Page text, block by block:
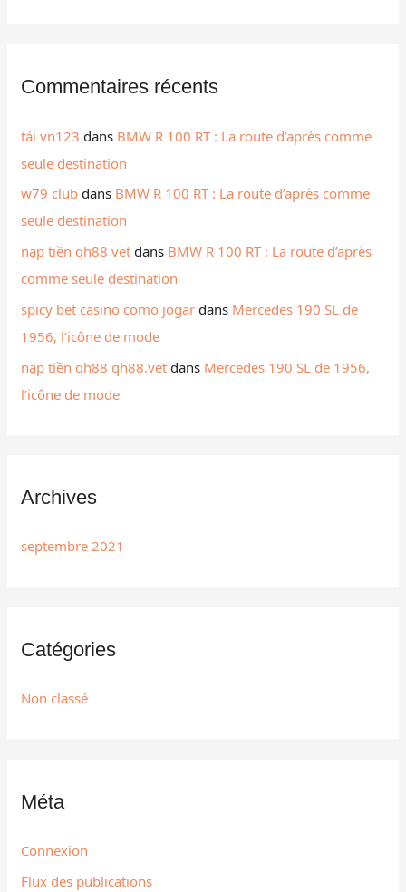
Commentaires récents
tải vn123 dans BMW R 100 RT : La route d’après comme
seule destination
w79 club dans BMW R 100 RT : La route d’après comme
seule destination
nạp tiền qh88 vet dans BMW R 100 RT : La route d’après
comme seule destination
spicy bet casino como jogar dans Mercedes 190 SL de
1956, l’icône de mode
nạp tiền qh88 qh88.vet dans Mercedes 190 SL de 1956,
l’icône de mode
Archives
septembre 2021
Catégories
Non classé
Méta
Connexion
Flux des publications